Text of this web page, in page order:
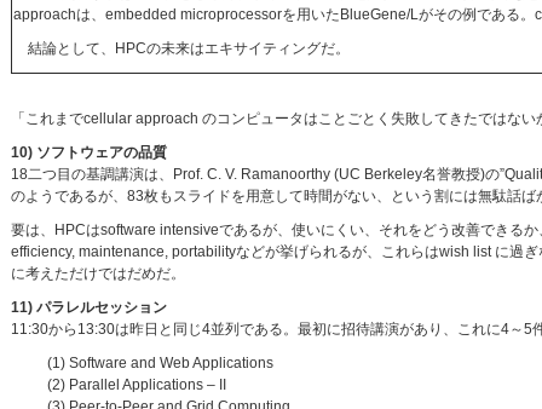
approachは、embedded microprocessorを用いたBlueGene/Lがその例である
結論として、HPCの未来はエキサイティングだ。
「これまでcellular approach のコンピュータはことごとく失敗してきたではな
10) ソフトウェアの品質
18二つ目の基調講演は、Prof. C. V. Ramanoorthy (UC Berkeley名誉教授)の
のようであるが、83枚もスライドを用意して時間がない、という割には無駄話
要は、HPCはsoftware intensiveであるが、使いにくい、それをどう改善できる
efficiency, maintenance, portabilityなどが挙げられるが、これらはwish list に過
に考えただけではだめだ。
11) パラレルセッション
11:30から13:30は昨日と同じ4並列である。最初に招待講演があり、これに4～5
(1) Software and Web Applications
(2) Parallel Applications – II